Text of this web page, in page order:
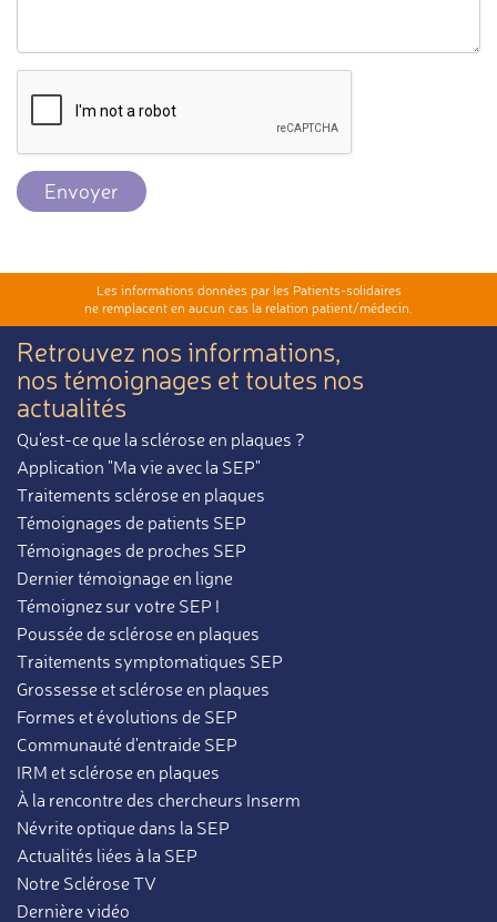
Envoyer
Les informations données par les Patients-solidaires
ne remplacent en aucun cas la relation patient/médecin.
Retrouvez nos informations,
nos témoignages et toutes nos
actualités
Qu'est-ce que la sclérose en plaques ?
Application "Ma vie avec la SEP"
Traitements sclérose en plaques
Témoignages de patients SEP
Témoignages de proches SEP
Dernier témoignage en ligne
Témoignez sur votre SEP !
Poussée de sclérose en plaques
Traitements symptomatiques SEP
Grossesse et sclérose en plaques
Formes et évolutions de SEP
Communauté d'entraide SEP
IRM et sclérose en plaques
À la rencontre des chercheurs Inserm
Névrite optique dans la SEP
Actualités liées à la SEP
Notre Sclérose TV
Dernière vidéo